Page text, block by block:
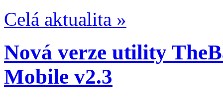
Celá aktualita »
Nová verze utility
Mobile v2.3